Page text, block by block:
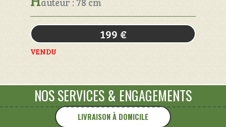
199 €
VENDU
LIVRAISON À DOMICILE
NOS SERVICES & ENGAGEMENTS